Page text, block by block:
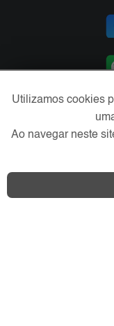
Área
Utilizamos cookies
Ao navegar neste